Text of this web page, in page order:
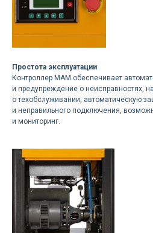
Простота эксплуатации
Контроллер MAM обеспечивает
и предупреждение о неисправностях,
о техобслуживании, автоматическую
и неправильного подключения,
и мониторинг.